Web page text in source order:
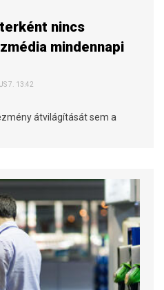
nincs
mindennapi
7. 13:42
átvilágítását sem a